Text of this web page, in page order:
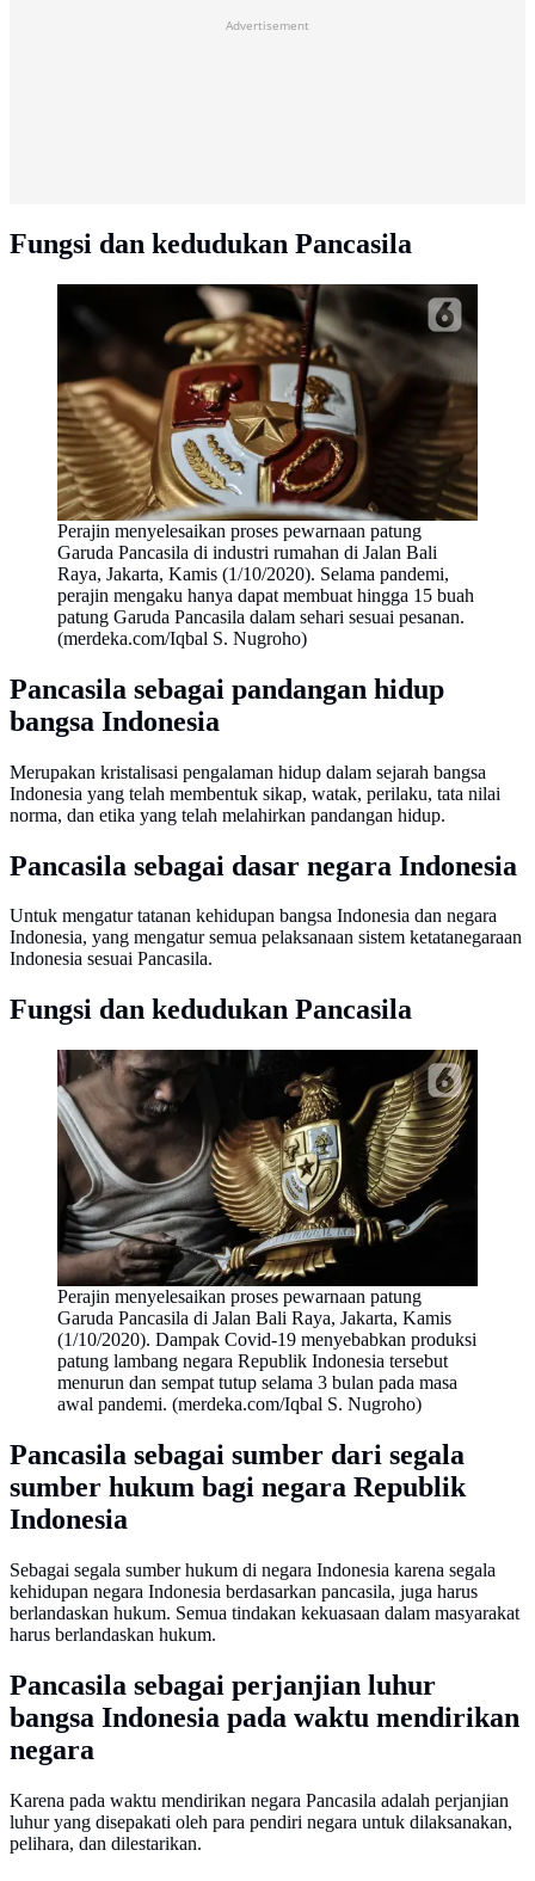
Advertisement
Fungsi dan kedudukan Pancasila
Perajin menyelesaikan proses pewarnaan patung
Garuda Pancasila di industri rumahan di Jalan Bali
Raya, Jakarta, Kamis (1/10/2020). Selama pandemi,
perajin mengaku hanya dapat membuat hingga 15 buah
patung Garuda Pancasila dalam sehari sesuai pesanan.
(merdeka.com/Iqbal S. Nugroho)
Pancasila sebagai pandangan hidup
bangsa Indonesia
Merupakan kristalisasi pengalaman hidup dalam sejarah bangsa
Indonesia yang telah membentuk sikap, watak, perilaku, tata nilai
norma, dan etika yang telah melahirkan pandangan hidup.
Pancasila sebagai dasar negara Indonesia
Untuk mengatur tatanan kehidupan bangsa Indonesia dan negara
Indonesia, yang mengatur semua pelaksanaan sistem ketatanegaraan
Indonesia sesuai Pancasila.
Fungsi dan kedudukan Pancasila
Perajin menyelesaikan proses pewarnaan patung
Garuda Pancasila di Jalan Bali Raya, Jakarta, Kamis
(1/10/2020). Dampak Covid-19 menyebabkan produksi
patung lambang negara Republik Indonesia tersebut
menurun dan sempat tutup selama 3 bulan pada masa
awal pandemi. (merdeka.com/Iqbal S. Nugroho)
Pancasila sebagai sumber dari segala
sumber hukum bagi negara Republik
Indonesia
Sebagai segala sumber hukum di negara Indonesia karena segala
kehidupan negara Indonesia berdasarkan pancasila, juga harus
berlandaskan hukum. Semua tindakan kekuasaan dalam masyarakat
harus berlandaskan hukum.
Pancasila sebagai perjanjian luhur
bangsa Indonesia pada waktu mendirikan
negara
Karena pada waktu mendirikan negara Pancasila adalah perjanjian
luhur yang disepakati oleh para pendiri negara untuk dilaksanakan,
pelihara, dan dilestarikan.